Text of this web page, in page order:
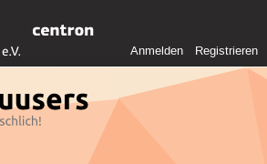
Anmelden Registrieren